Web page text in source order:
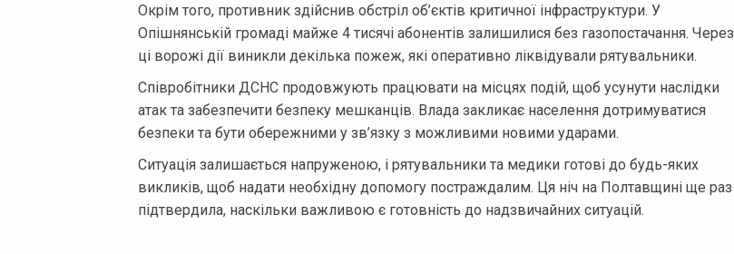
Окрім того, противник здійснив обстріл об’єктів критичної інфраструктури. У
Опішнянській громаді майже 4 тисячі абонентів залишилися без газопостачання. Через
ці ворожі дії виникли декілька пожеж, які оперативно ліквідували рятувальники.
Співробітники ДСНС продовжують працювати на місцях подій, щоб усунути наслідки
атак та забезпечити безпеку мешканців. Влада закликає населення дотримуватися
безпеки та бути обережними у зв’язку з можливими новими ударами.
Ситуація залишається напруженою, і рятувальники та медики готові до будь-яких
викликів, щоб надати необхідну допомогу постраждалим. Ця ніч на Полтавщині ще раз
підтвердила, наскільки важливою є готовність до надзвичайних ситуацій.